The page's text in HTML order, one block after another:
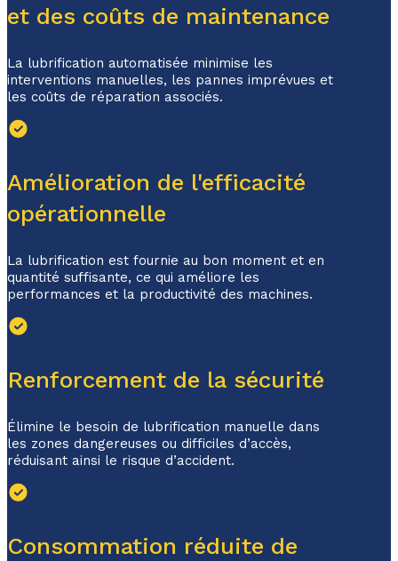
et des coûts de maintenance
La lubrification automatisée minimise les
interventions manuelles, les pannes imprévues et
les coûts de réparation associés.
Amélioration de l'efficacité
opérationnelle
La lubrification est fournie au bon moment et en
quantité suffisante, ce qui améliore les
performances et la productivité des machines.
Renforcement de la sécurité
Élimine le besoin de lubrification manuelle dans
les zones dangereuses ou difficiles d’accès,
réduisant ainsi le risque d’accident.
Consommation réduite de